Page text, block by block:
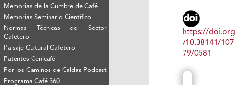
Memorias de la Cumbre de Café
Memorias Seminario Científico
Normas Técnicas del Sector
Cafetero
Paisaje Cultural Cafetero
Patentes Cenicafé
Por los Caminos de Caldas Podcast
Programa Café 360
https://doi.org
/10.38141/107
79/0581